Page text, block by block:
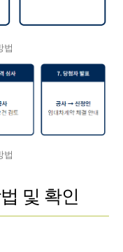
법
법
및 확인